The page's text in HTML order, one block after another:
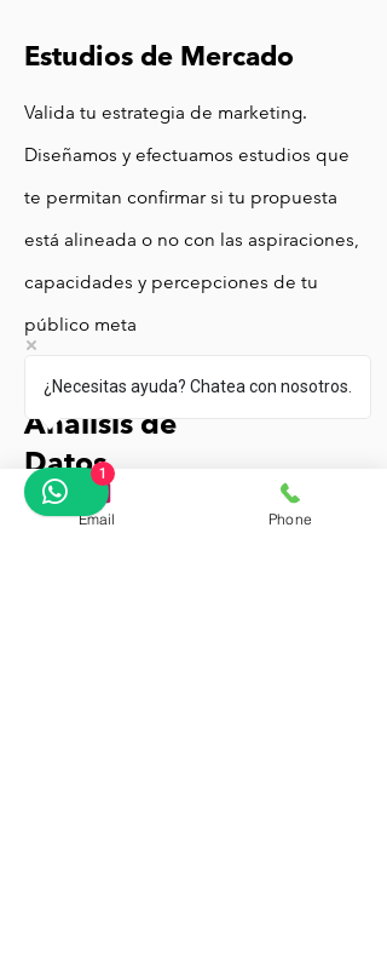
Estudios de Mercado
Valida tu estrategia de marketing.
Diseñamos y efectuamos estudios que
te permitan confirmar si tu propuesta
está alineada o no con las aspiraciones,
capacidades y percepciones de tu
público meta
Análisis de
Datos
Contamos con científicos de datos y
Email Phone
¿Necesitas ayuda? Chatea con nosotros.
1